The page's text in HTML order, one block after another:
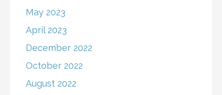
May 2023
April 2023
December 2022
October 2022
August 2022